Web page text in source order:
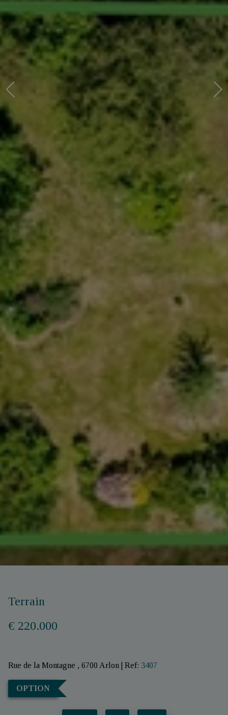
Terrain
€ 220.000
Rue de la Montagne , 6700 Arlon Ref: 3407
OPTION